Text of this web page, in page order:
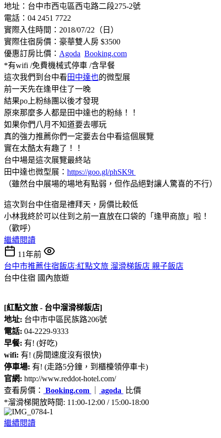
地址：台中市西屯區西屯路二段275-2號
電話：04 2451 7722
實際入住時間：2018/07/22（日）
實際住宿房價：豪華雙人房 $3500
優惠訂房比價： Agoda Booking.com
*有wifi /免費機械式停車 /含早餐
這次我們到台中看田中達也的微型展
前一天先在逢甲住了一晚
結果po上粉絲團以後才發現
原來那麼多人都是田中達也的粉絲！！
如果你們八月不知道要去哪玩
真的強力推薦你們一定要去台中看這個展覽
實在太酷太有趣了！！
台中場是這次展覽最終站
田中達也微型展： https://goo.gl/phSK9t
（雖然台中展場的場地有點弱，但作品絕對讓人驚喜的不行）
這次到台中住宿是禮拜天，房價比較低
小林我終於可以住到之前一直放在口袋的「逢甲商旅」啦！
（歡呼）
繼續閱讀
11年前
台中市推薦住宿飯店:紅點文旅 溜滑梯飯店 親子飯店
台中住宿 國內旅遊
[紅點文旅 - 台中溜滑梯飯店]
地址: 台中市中區民族路206號
電話: 04-2229-9333
早餐: 有! (好吃)
wifi: 有! (房間速度沒有很快)
停車場: 有! (走路5分鐘，到櫃檯領停車卡)
官網: http://www.reddot-hotel.com/
查看房價： Booking.com agoda
比價
*溜滑梯開放時間: 11:00-12:00 / 15:00-18:00
繼續閱讀